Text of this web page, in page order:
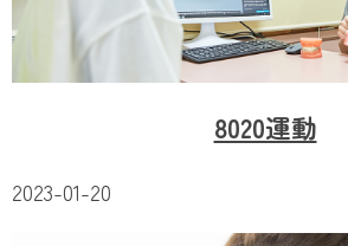
8020運動
2023-01-20